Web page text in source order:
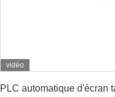
vidéo
PLC automatique d'écran